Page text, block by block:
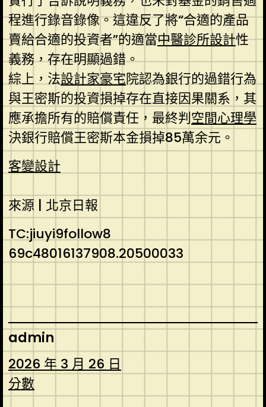
程進行錄音錄像。這違反了將“合適的產品
賣給合適的投資者”的適當中醫診所設計性
義務，存在明顯過錯。
綜上，法設計家豪宅院認為銀行的過錯行為
與王密斯的投資損掉存在直接因果關系，其
應承擔所有的賠償責任，最終判空間心理學
決銀行賠償王密斯本金損掉85萬余元。
客變設計
來源 | 北京日報
TC:jiuyi9follow8
69c48016137908.20500033
admin
2026 年 3 月 26 日
分數